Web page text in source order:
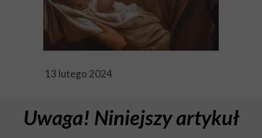
13 lutego 2024
Uwaga! Niniejszy artykuł